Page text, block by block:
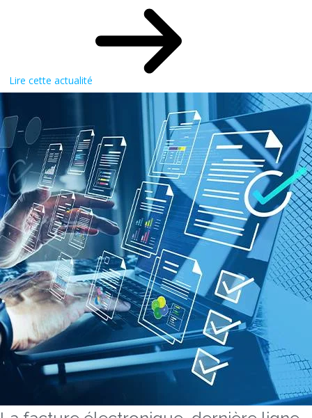
Lire cette actualité